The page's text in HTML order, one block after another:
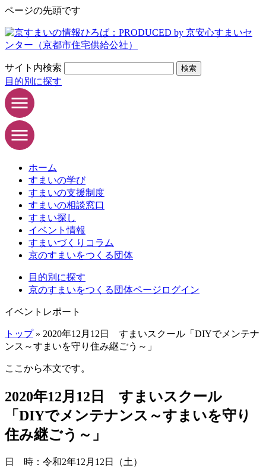
ページの先頭です
サイト内検索 検索
目的別に探す
ホーム
すまいの学び
すまいの支援制度
すまいの相談窓口
すまい探し
イベント情報
すまいづくりコラム
京のすまいをつくる団体
目的別に探す
京のすまいをつくる団体ページログイン
イベントレポート
トップ» 2020年12月12日 すまいスクール「DIYでメンテナ
ンス～すまいを守り住み継ごう～」
ここから本文です。
2020年12月12日 すまいスクール
「DIYでメンテナンス～すまいを守り
住み継ごう～」
日 時：令和2年12月12日（土）